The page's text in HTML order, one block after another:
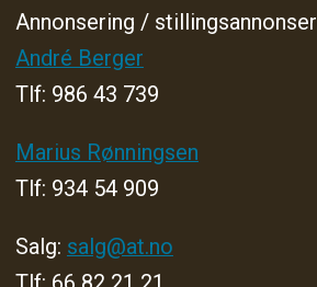
Annonsering / stillingsannonser
André Berger
Tlf: 986 43 739
Marius Rønningsen
Tlf: 934 54 909
Salg: salg@at.no